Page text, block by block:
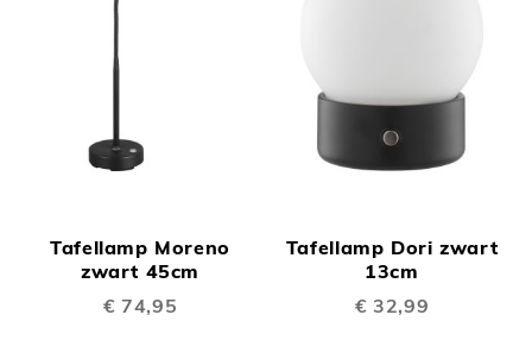
Tafellamp Moreno
zwart 45cm
€ 74,95
Tafellamp Dori zwart
13cm
€ 32,99